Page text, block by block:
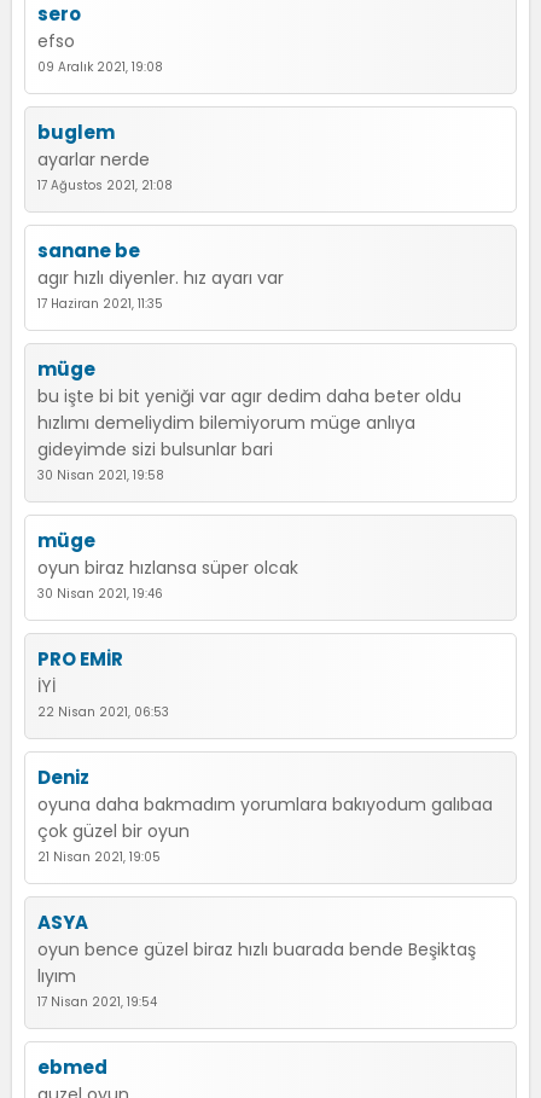
sero
efso
09 Aralık 2021, 19:08
buglem
ayarlar nerde
17 Ağustos 2021, 21:08
sanane be
agır hızlı diyenler. hız ayarı var
17 Haziran 2021, 11:35
müge
bu işte bi bit yeniği var agır dedim daha beter oldu
hızlımı demeliydim bilemiyorum müge anlıya
gideyimde sizi bulsunlar bari
30 Nisan 2021, 19:58
müge
oyun biraz hızlansa süper olcak
30 Nisan 2021, 19:46
PRO EMİR
İYİ
22 Nisan 2021, 06:53
Deniz
oyuna daha bakmadım yorumlara bakıyodum galıbaa
çok güzel bir oyun
21 Nisan 2021, 19:05
ASYA
oyun bence güzel biraz hızlı buarada bende Beşiktaş
lıyım
17 Nisan 2021, 19:54
ebmed